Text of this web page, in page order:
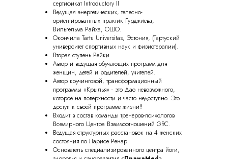
сертификат Introductory II
Ведущая энергетических, телесно-
ориентированных практик Гурджиева,
Вильгельма Райха, ОШО.
Окончила Tartu Universitas, Эстония, (Тартуский
университет спортивных наук и физиотерапии).
Вторая ступень Рейки
Автор и ведущая обучающих программ для
женщин, детей и родителей, учителей.
Автор коучинговой, трансформационный
программы «Крылья» - это Дао невозможного,
которое на поверхности и часто недоступно. Это
доступ к своей программе жизни!!
Входит в состав команды тренеров-психологов
Всемирного Центра Взаимоотношений GRC.
Ведущая структурных расстановок на 4 женских
состояния по Ларисе Ренар
Основатель специализированного центра йоги,